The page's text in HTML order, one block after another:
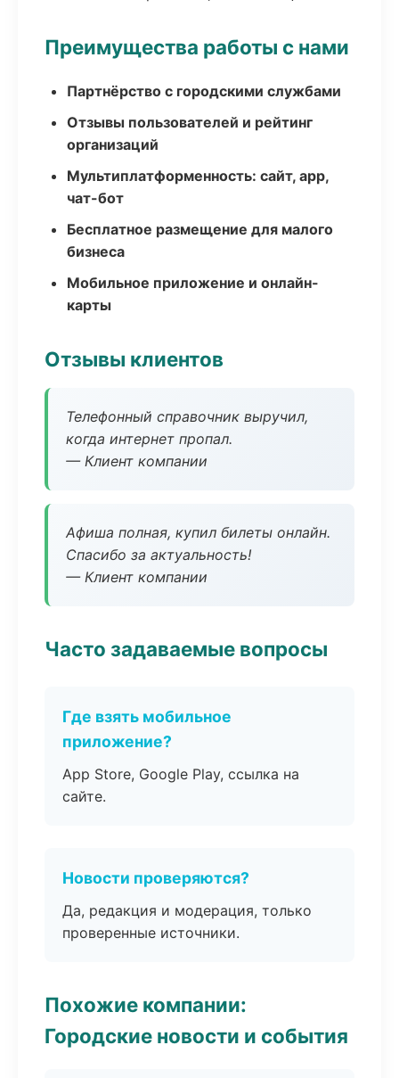
Преимущества работы с нами
Партнёрство с городскими службами
Отзывы пользователей и рейтинг
организаций
Мультиплатформенность: сайт, app,
чат-бот
Бесплатное размещение для малого
бизнеса
Мобильное приложение и онлайн-
карты
Отзывы клиентов
Телефонный справочник выручил,
когда интернет пропал.
— Клиент компании
Афиша полная, купил билеты онлайн.
Спасибо за актуальность!
— Клиент компании
Часто задаваемые вопросы
Где взять мобильное
приложение?
App Store, Google Play, ссылка на
сайте.
Новости проверяются?
Да, редакция и модерация, только
проверенные источники.
Похожие компании:
Городские новости и события